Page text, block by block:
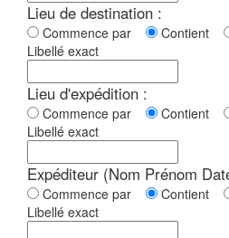
Lieu de destination :
Commence par Contient
Libellé exact
Lieu d'expédition :
Commence par Contient
Libellé exact
Expéditeur (Nom Prénom
Commence par Contient
Libellé exact